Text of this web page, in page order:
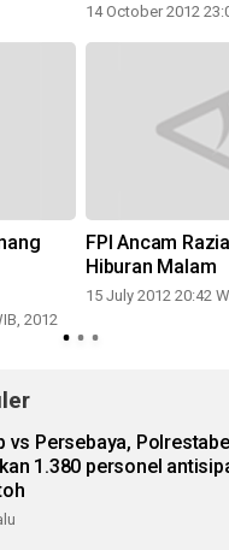
14 October 2012
2012
FPI Ancam
Hiburan Malam
15 July 2012 20:42
vs Persebaya,
1.380 personel